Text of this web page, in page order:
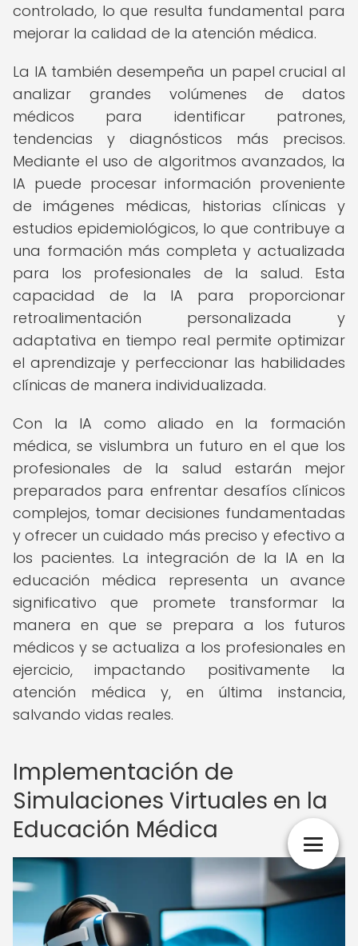
controlado, lo que resulta fundamental para
mejorar la calidad de la atención médica.
La IA también desempeña un papel crucial al
analizar grandes volúmenes de datos
médicos para identificar patrones,
tendencias y diagnósticos más precisos.
Mediante el uso de algoritmos avanzados, la
IA puede procesar información proveniente
de imágenes médicas, historias clínicas y
estudios epidemiológicos, lo que contribuye a
una formación más completa y actualizada
para los profesionales de la salud. Esta
capacidad de la IA para proporcionar
retroalimentación personalizada y
adaptativa en tiempo real permite optimizar
el aprendizaje y perfeccionar las habilidades
clínicas de manera individualizada.
Con la IA como aliado en la formación
médica, se vislumbra un futuro en el que los
profesionales de la salud estarán mejor
preparados para enfrentar desafíos clínicos
complejos, tomar decisiones fundamentadas
y ofrecer un cuidado más preciso y efectivo a
los pacientes. La integración de la IA en la
educación médica representa un avance
significativo que promete transformar la
manera en que se prepara a los futuros
médicos y se actualiza a los profesionales en
ejercicio, impactando positivamente la
atención médica y, en última instancia,
salvando vidas reales.
Implementación de
Simulaciones Virtuales en la
Educación Médica